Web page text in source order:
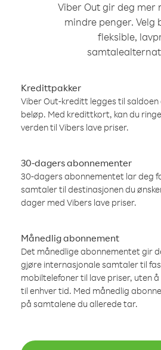
Viber Out gir deg mer
mindre penger. Velg
fleksible,
Kredittpakker
Viber Out-kreditt legges til
beløp. Med kredittkort, kan du
verden til Vibers lave priser.
30-dagers abonnementer
30-dagers abonnementet lar deg
samtaler til destinasjonen du
dager med Vibers lave priser.
Månedlig abonnement
Det månedlige abonnementet gir
gjøre internasjonale samtaler til
mobiltelefoner til lave priser, uten
til enhver tid. Med månedlig
på samtalene du allerede tar.